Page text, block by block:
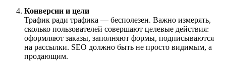
Конверсии и цели
Трафик ради трафика — бесполезен. Важно измерять,
сколько пользователей совершают целевые действия:
оформляют заказы, заполняют формы, подписываются
на рассылки. SEO должно быть не просто видимым, а
продающим.